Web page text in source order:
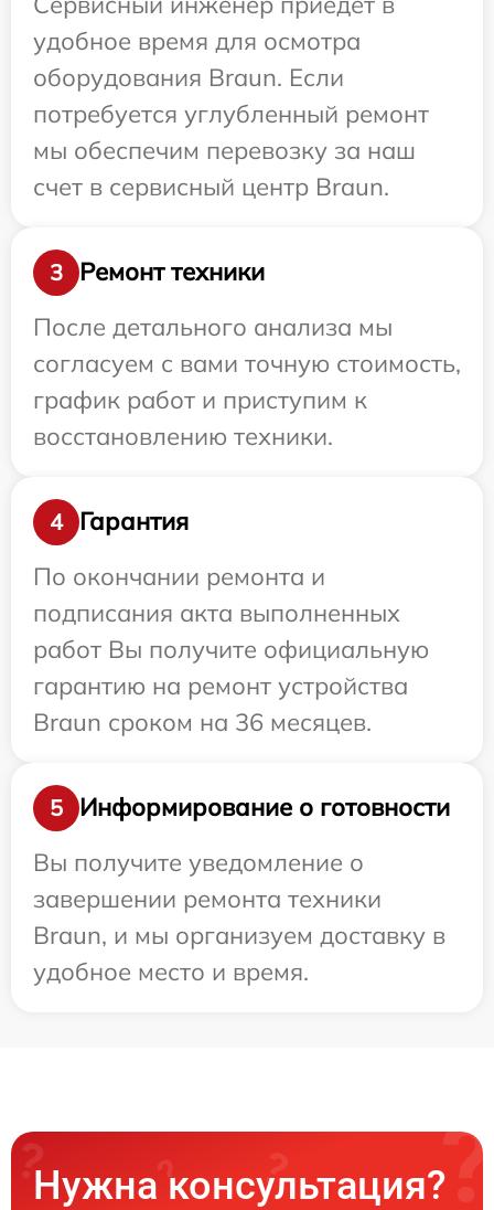
удобное время для осмотра
оборудования Braun. Если
потребуется углубленный ремонт
мы обеспечим перевозку за наш
счет в сервисный центр Braun.
3
Ремонт техники
После детального анализа мы
согласуем с вами точную стоимость,
график работ и приступим к
восстановлению техники.
4
Гарантия
По окончании ремонта и
подписания акта выполненных
работ Вы получите официальную
гарантию на ремонт устройства
Braun сроком на 36 месяцев.
5
Информирование о готовности
Вы получите уведомление о
завершении ремонта техники
Braun, и мы организуем доставку в
удобное место и время.
Нужна консультация?